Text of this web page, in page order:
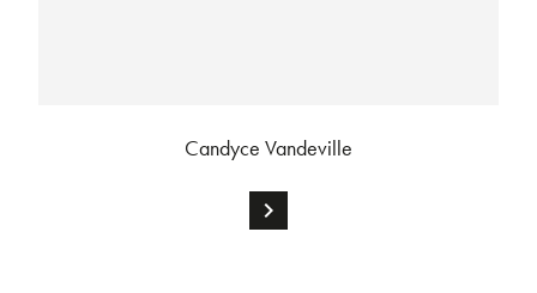
Candyce Vandeville
chevron_right